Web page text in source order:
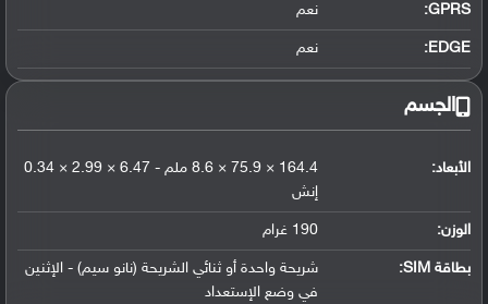
GPRS: نعم
EDGE: نعم
الجسم
الأبعاد:
164.4 × 75.9 × 8.6 ملم - 6.47 × 2.99 × 0.34
إنش
الوزن: 190 غرام
بطاقة SIM:
شريحة واحدة أو ثنائي الشريحة (نانو سيم) - الإثنين
في وضع الإستعداد